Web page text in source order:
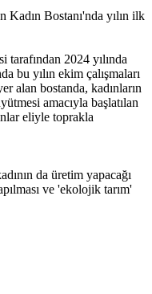
Bostanı'nda yılın ilk
2024 yılında
bu yılın ekim çalışmaları
alan bostanda, kadınların
amacıyla başlatılan
eliyle toprakla
da üretim yapacağı
ve 'ekolojik tarım'